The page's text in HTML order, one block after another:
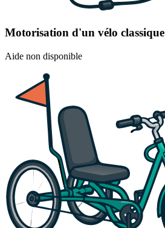
Motorisation d'un vélo classique
Aide non disponible